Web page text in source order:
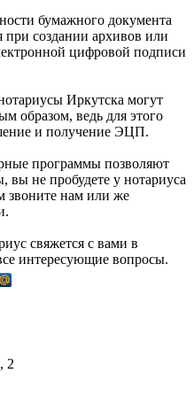
бумажного документа
при создании архивов или
цифровой подписи
Иркутска могут
образом, ведь для этого
и получение ЭЦП.
программы позволяют
вы не пробудете у нотариуса
звоните нам или же
свяжется с вами в
интересующие вопросы.
2